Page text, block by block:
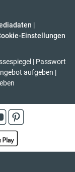
|
Einstellungen
| Passwort
aufgeben |